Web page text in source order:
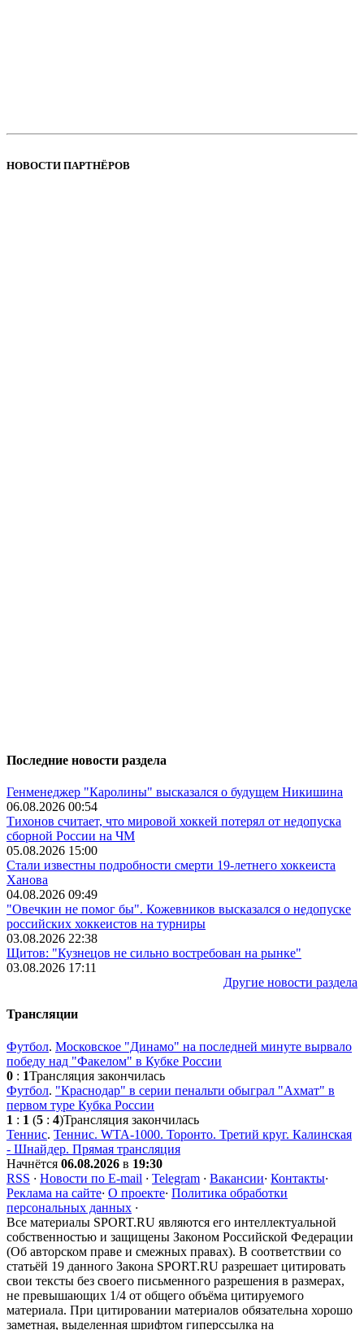
НОВОСТИ ПАРТНЁРОВ
Последние новости раздела
Генменеджер "Каролины" высказался о будущем Никишина
06.08.2026 00:54
Тихонов считает, что мировой хоккей потерял от недопуска
сборной России на ЧМ
05.08.2026 15:00
Стали известны подробности смерти 19-летнего хоккеиста
Ханова
04.08.2026 09:49
"Овечкин не помог бы". Кожевников высказался о недопуске
российских хоккеистов на турниры
03.08.2026 22:38
Щитов: "Кузнецов не сильно востребован на рынке"
03.08.2026 17:11
Другие новости раздела
Трансляции
Футбол. Московское "Динамо" на последней минуте вырвало
победу над "Факелом" в Кубке России
0 : 1Трансляция закончилась
Футбол. "Краснодар" в серии пенальти обыграл "Ахмат" в
первом туре Кубка России
1 : 1 (5 : 4)Трансляция закончилась
Теннис. Теннис. WTA-1000. Торонто. Третий круг. Калинская
- Шнайдер. Прямая трансляция
Начнётся 06.08.2026 в 19:30
RSS · Новости по E-mail · Telegram · Вакансии· Контакты·
Реклама на сайте· О проекте· Политика обработки
персональных данных ·
Все материалы SPORT.RU являются его интеллектуальной
собственностью и защищены Законом Российской Федерации
(Об авторском праве и смежных правах). В соответствии со
статьёй 19 данного Закона SPORT.RU разрешает цитировать
свои тексты без своего письменного разрешения в размерах,
не превышающих 1/4 от общего объёма цитируемого
материала. При цитировании материалов обязательна хорошо
заметная, выделенная шрифтом гиперссылка на